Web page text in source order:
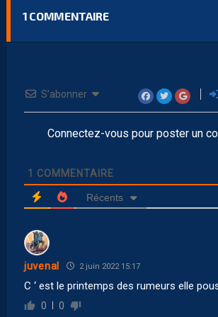
1 COMMENTAIRE
S’abonner
Connectez-vous pour poster un
1 COMMENTAIRE
Récents
juvenal 2 juin 2022 15:17
C ‘ est le printemps des rumeurs elle
0 0